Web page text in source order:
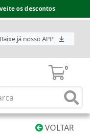
os descontos
Baixe já nosso APP
0
VOLTAR